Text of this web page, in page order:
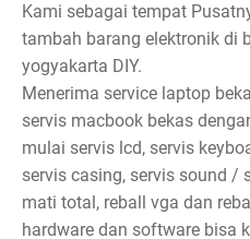
Kami sebagai tempat
tambah barang elektronik di
yogyakarta DIY.
Menerima service laptop
servis macbook bekas
mulai servis lcd, servis
servis casing, servis sound /
mati total, reball vga dan
hardware dan software bisa